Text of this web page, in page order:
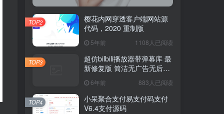
樱花内网穿透客户端网站源
代码，2020 重制版
5年前 1108人已阅读
TOP2
超仿bilbili播放器带弹幕库 最
新修复版 简洁无广告无后台
6年前 883人已阅读
TOP3
小呆聚合支付易支付码支付
V6.4支付源码
TOP4
樱花内网穿透客户端网站源
代码，2020 重制版
5年前 1108人已阅读
TOP2
超仿bilbili播放器带弹幕库 最
新修复版 简洁无广告无后台
6年前 883人已阅读
TOP3
小呆聚合支付易支付码支付
V6.4支付源码
TOP4